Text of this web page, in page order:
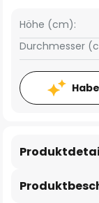
Höhe (cm):
Durchmesser